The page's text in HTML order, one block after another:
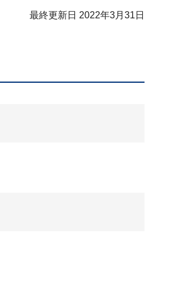
最終更新日 2022年3月31日